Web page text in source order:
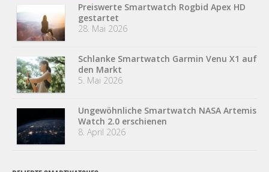
Preiswerte Smartwatch Rogbid Apex HD
gestartet
28. Mai 2026
Schlanke Smartwatch Garmin Venu X1 auf
den Markt
5. Mai 2026
Ungewöhnliche Smartwatch NASA Artemis
Watch 2.0 erschienen
8. April 2026